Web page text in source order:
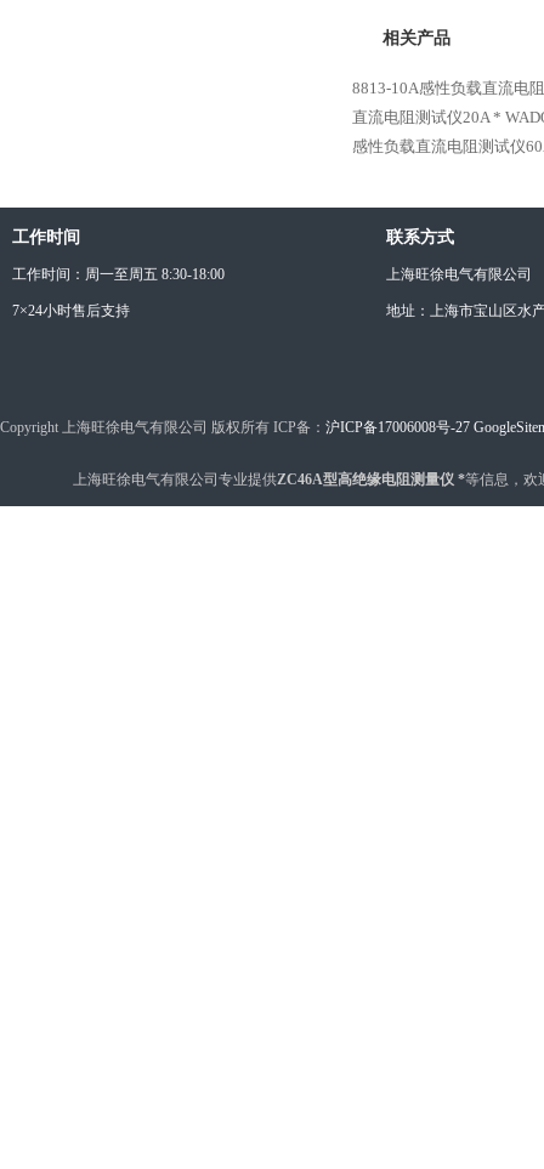
相关产品
8813-10A感性负载直流电
直流电阻测试仪20A *
感性负载直流电阻测试仪
工作时间
工作时间：周一至周五 8:30-18:00
7×24小时售后支持
联系方式
上海旺徐电气有限公司
地址：上海市宝山区水
Copyright 上海旺徐电气有限公司 版权所有 ICP备： 沪ICP备17006008号-27
上海旺徐电气有限公司专业提供ZC46A型高绝缘电阻测量仪 *等信息，欢